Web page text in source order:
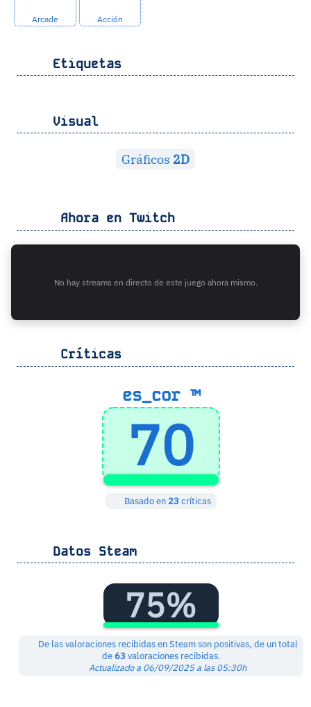
Arcade Acción
Etiquetas
Visual
Gráficos 2D
Ahora en Twitch
No hay streams en directo de este juego ahora mismo.
Críticas
es_cor ™
70
Basado en 23 críticas
Datos Steam
75%
De las valoraciones recibidas en Steam son positivas, de un total
de 63 valoraciones recibidas.
Actualizado a 06/09/2025 a las 05:30h